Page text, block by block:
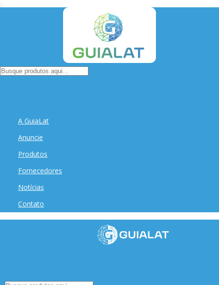
A GuiaLat
Anuncie
Produtos
Fornecedores
Notícias
Contato